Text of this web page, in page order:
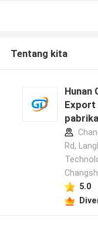
Tentang kita
Hunan
Export
Rd,
5.0